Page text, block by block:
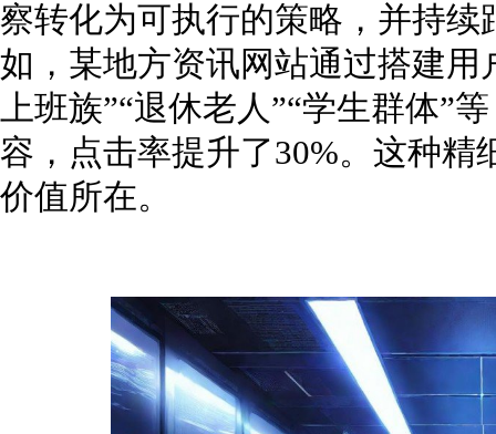
察转化为可执行的策略，并持
如，某地方资讯网站通过搭建
上班族”“退休老人”“学生群体”
容，点击率提升了30%。这种
价值所在。